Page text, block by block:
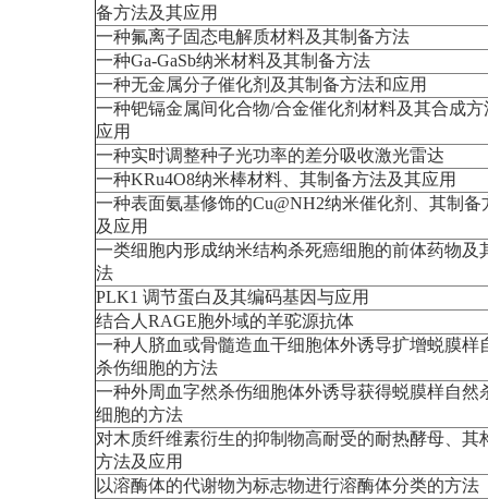
备方法及其应用
一种氟离子固态电解质材料及其制备方法
一种Ga-GaSb纳米材料及其制备方法
一种无金属分子催化剂及其制备方法和应用
一种钯镉金属间化合物/合金催化剂材料及其合成方
应用
一种实时调整种子光功率的差分吸收激光雷达
一种KRu4O8纳米棒材料、其制备方法及其应用
一种表面氨基修饰的Cu@NH2纳米催化剂、其制备
及应用
一类细胞内形成纳米结构杀死癌细胞的前体药物及
法
PLK1 调节蛋白及其编码基因与应用
结合人RAGE胞外域的羊驼源抗体
一种人脐血或骨髓造血干细胞体外诱导扩增蜕膜样
杀伤细胞的方法
一种外周血字然杀伤细胞体外诱导获得蜕膜样自然
细胞的方法
对木质纤维素衍生的抑制物高耐受的耐热酵母、其
方法及应用
以溶酶体的代谢物为标志物进行溶酶体分类的方法